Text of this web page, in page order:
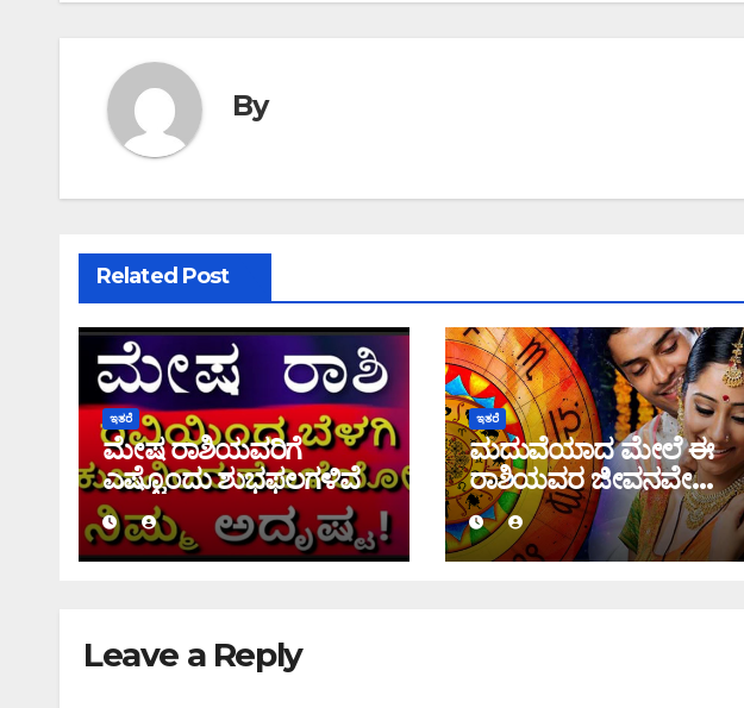
By
Related Post
ಇತರೆ
ಮೇಷ ರಾಶಿಯವರಿಗೆ
ಎಷ್ಟೊಂದು ಶುಭಫಲಗಳಿವೆ
ಇತರೆ
ಮದುವೆಯಾದ ಮೇಲೆ ಈ
ರಾಶಿಯವರ ಜೀವನವೇ
ಸಂಪೂರ್ಣ ಬದಲಾಗಲಿದೆ
Leave a Reply